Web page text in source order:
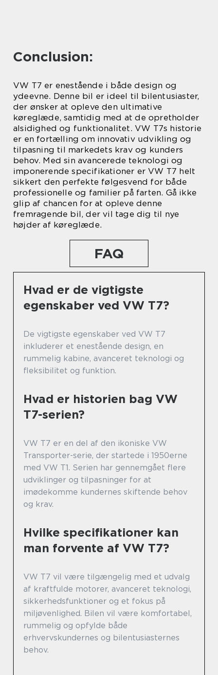
Conclusion:
VW T7 er enestående i både design og
ydeevne. Denne bil er ideel til bilentusiaster,
der ønsker at opleve den ultimative
køreglæde, samtidig med at de opretholder
alsidighed og funktionalitet. VW T7s historie
er en fortælling om innovativ udvikling og
tilpasning til markedets krav og kunders
behov. Med sin avancerede teknologi og
imponerende specifikationer er VW T7 helt
sikkert den perfekte følgesvend for både
professionelle og familier på farten. Gå ikke
glip af chancen for at opleve denne
fremragende bil, der vil tage dig til nye
højder af køreglæde.
FAQ
Hvad er de vigtigste
egenskaber ved VW T7?
De vigtigste egenskaber ved VW T7
inkluderer et enestående design, en
rummelig kabine, avanceret teknologi og
fleksibilitet og funktion.
Hvad er historien bag VW
T7-serien?
VW T7 er en del af den ikoniske VW
Transporter-serie, der startede i 1950erne
med VW T1. Serien har gennemgået flere
udviklinger og tilpasninger for at
imødekomme kundernes skiftende behov
og krav.
Hvilke specifikationer kan
man forvente af VW T7?
VW T7 vil være tilgængelig med et udvalg
af kraftfulde motorer, avanceret teknologi,
sikkerhedsfunktioner og et fokus på
miljøvenlighed. Bilen vil være komfortabel,
rummelig og opfylde både
erhvervskundernes og bilentusiasternes
behov.